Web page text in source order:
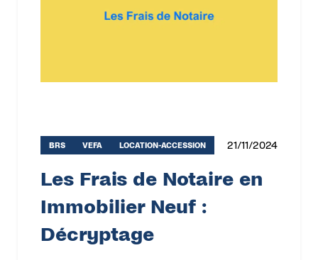
BRS VEFA LOCATION-ACCESSION 21/11/2024
Les Frais de Notaire en
Immobilier Neuf :
Décryptage